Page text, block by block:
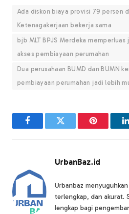
Ada diskon biaya provisi 79 persen
Ketenagakerjaan bekerja sama
bjb MLT BPJS Merdeka memperluas
akses pembiayaan perumahan
Dua perusahaan BUMD dan BUMN
pembiayaan perumahan jadi lebih
FacebookTwitter Pinterest
UrbanBaz.id
Urbanbaz
terlengkap, dan akurat.
lengkap bagi